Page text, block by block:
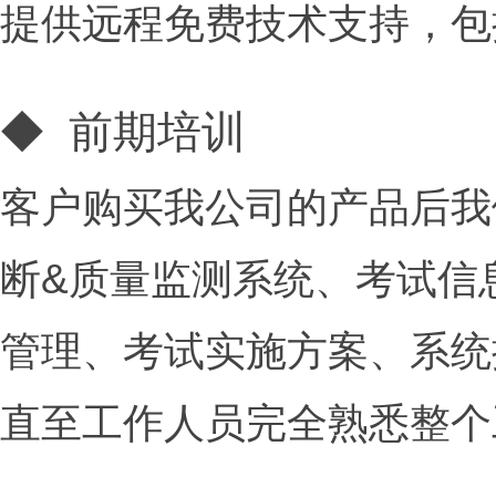
提供远程免费技术支持，
◆ 前期培训
客户购买我公司的产品后
断&质量监测系统、考试
管理、考试实施方案、系
直至工作人员完全熟悉整